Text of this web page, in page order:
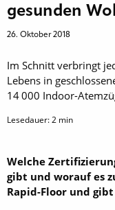
gesunden
26. Oktober 2018
Im Schnitt verbringt
Lebens in
14 000 Indoor-
Lesedauer:2 min
Welche
gibt und worauf es
Rapid-Floor und